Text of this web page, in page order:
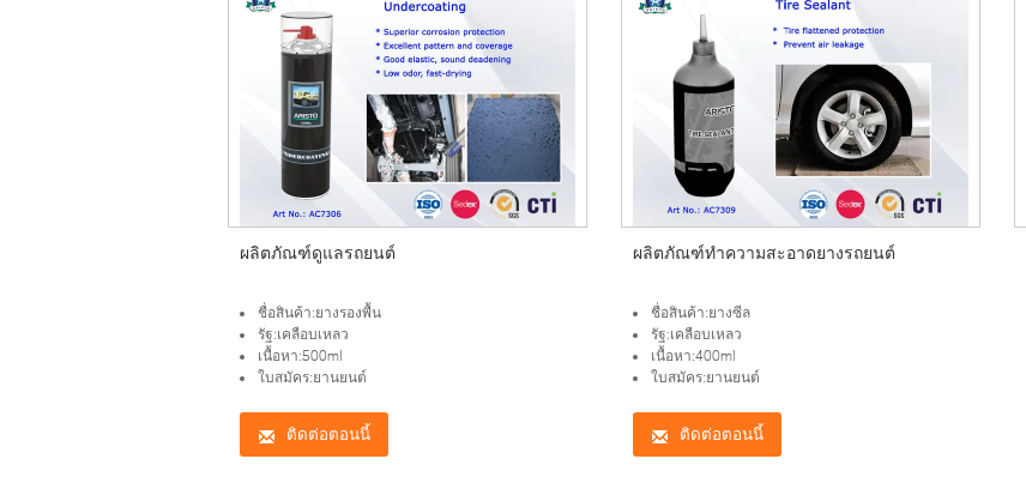
ผลิตภัณฑ์ดูแลรถยนต์
ชื่อสินค้า:ยางรองพื้น
รัฐ:เคลือบเหลว
เนื้อหา:500ml
ใบสมัคร:ยานยนต์
ติดต่อตอนนี้
ผลิตภัณฑ์ทำความสะอาดยางรถยนต์
ชื่อสินค้า:ยางซีล
รัฐ:เคลือบเหลว
เนื้อหา:400ml
ใบสมัคร:ยานยนต์
ติดต่อตอนนี้